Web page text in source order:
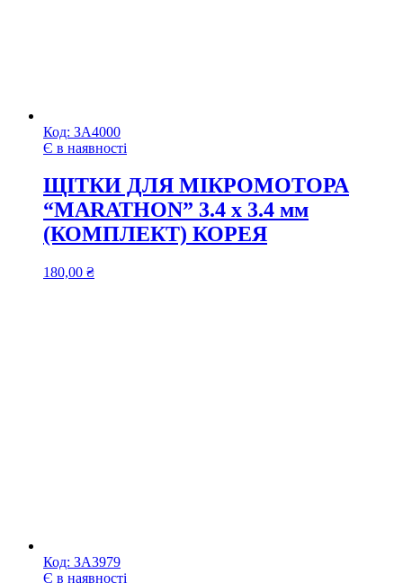
Код: ЗА4000
Є в наявності
ЩІТКИ ДЛЯ МІКРОМОТОРА
“MARATHON” 3.4 х 3.4 мм
(КОМПЛЕКТ) КОРЕЯ
180,00 ₴
Код: ЗА3979
Є в наявності